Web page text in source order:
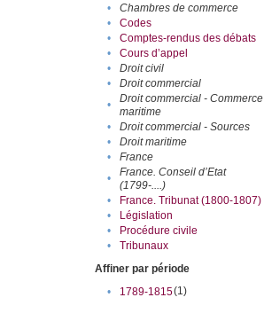
•
Chambres de commerce
•
Codes
•
Comptes-rendus des débats
•
Cours d’appel
•
Droit civil
•
Droit commercial
•
Droit commercial - Commerce
maritime
• Droit commercial - Sources
•
Droit maritime
•
France
•
France. Conseil d’Etat
(1799-....)
• France. Tribunat (1800-1807)
•
Législation
•
Procédure civile
•
Tribunaux
Affiner par période
•
1789-1815(1)